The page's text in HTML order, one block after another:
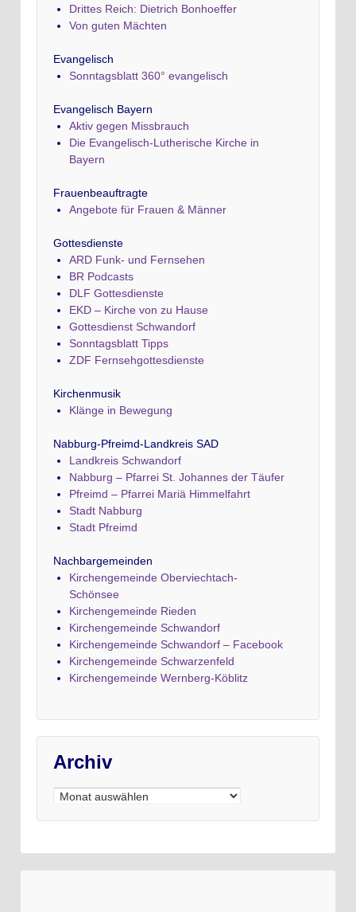
Drittes Reich: Dietrich Bonhoeffer
Von guten Mächten
Evangelisch
Sonntagsblatt 360° evangelisch
Evangelisch Bayern
Aktiv gegen Missbrauch
Die Evangelisch-Lutherische Kirche in
Bayern
Frauenbeauftragte
Angebote für Frauen & Männer
Gottesdienste
ARD Funk- und Fernsehen
BR Podcasts
DLF Gottesdienste
EKD – Kirche von zu Hause
Gottesdienst Schwandorf
Sonntagsblatt Tipps
ZDF Fernsehgottesdienste
Kirchenmusik
Klänge in Bewegung
Nabburg-Pfreimd-Landkreis SAD
Landkreis Schwandorf
Nabburg – Pfarrei St. Johannes der Täufer
Pfreimd – Pfarrei Mariä Himmelfahrt
Stadt Nabburg
Stadt Pfreimd
Nachbargemeinden
Kirchengemeinde Oberviechtach-
Schönsee
Kirchengemeinde Rieden
Kirchengemeinde Schwandorf
Kirchengemeinde Schwandorf – Facebook
Kirchengemeinde Schwarzenfeld
Kirchengemeinde Wernberg-Köblitz
Archiv
Archiv